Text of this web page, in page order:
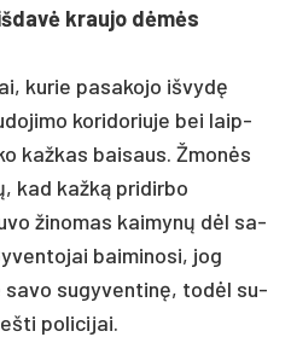
krau­jo dėmės
ku­rie pa­sa­ko­jo iš­vydę
ko­ri­do­riu­je bei laip­
kaž­kas bai­saus. Žmonės
kad kažką pri­dir­bo
ži­no­mas kai­mynų dėl sa­
bai­mi­no­si, jog
sa­vo su­gy­ven­tinę, todėl su­
po­li­ci­jai.